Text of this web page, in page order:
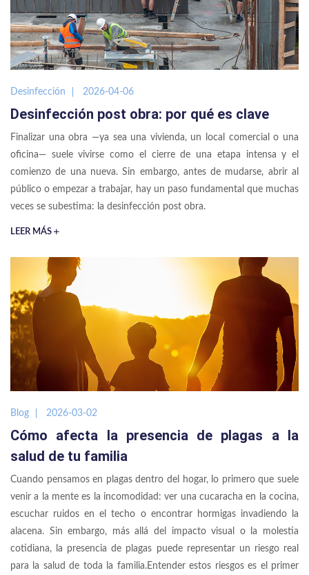
Desinfección 2026-04-06
Desinfección post obra: por qué es clave
Finalizar una obra —ya sea una vivienda, un local comercial o una
oficina— suele vivirse como el cierre de una etapa intensa y el
comienzo de una nueva. Sin embargo, antes de mudarse, abrir al
público o empezar a trabajar, hay un paso fundamental que muchas
veces se subestima: la desinfección post obra.
LEER MÁS
Blog 2026-03-02
Cómo afecta la presencia de plagas a la
salud de tu familia
Cuando pensamos en plagas dentro del hogar, lo primero que suele
venir a la mente es la incomodidad: ver una cucaracha en la cocina,
escuchar ruidos en el techo o encontrar hormigas invadiendo la
alacena. Sin embargo, más allá del impacto visual o la molestia
cotidiana, la presencia de plagas puede representar un riesgo real
para la salud de toda la familia.Entender estos riesgos es el primer